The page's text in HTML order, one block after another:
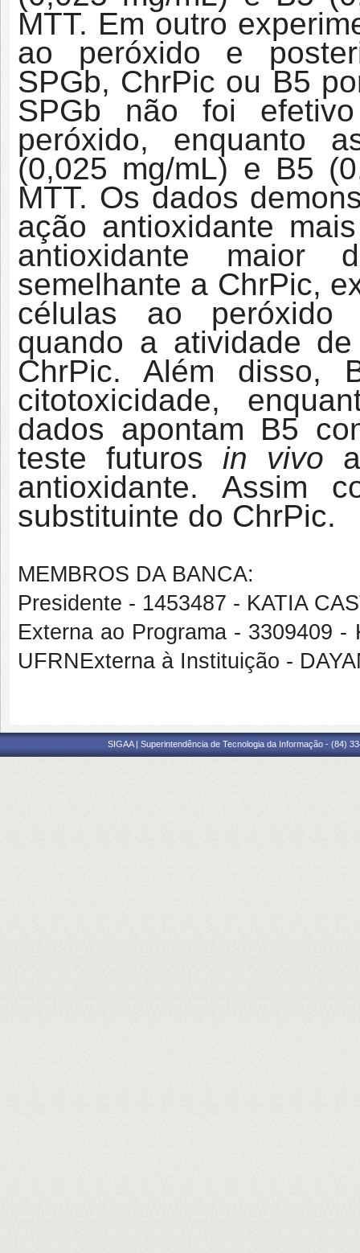
MTT. Em outro
ao peróxido e
SPGb, ChrPic ou B5
SPGb não foi
peróxido, enquanto
(0,025 mg/mL) e B5
MTT. Os dados
ação antioxidante
antioxidante
semelhante a ChrPic,
células ao peróxido
quando a atividade
ChrPic. Além disso,
citotoxicidade,
dados apontam B5
teste futuros in vivo
antioxidante. Assim
substituinte do ChrPic.
MEMBROS DA BANCA:
Presidente - 1453487 - KATIA
Externa ao Programa - 3309409
UFRNExterna à Instituição -
SIGAA | Superintendência de Tecnologia da Informação - (84)